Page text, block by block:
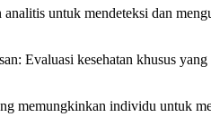
untuk mendeteksi dan
Evaluasi kesehatan khusus
memungkinkan individu untuk